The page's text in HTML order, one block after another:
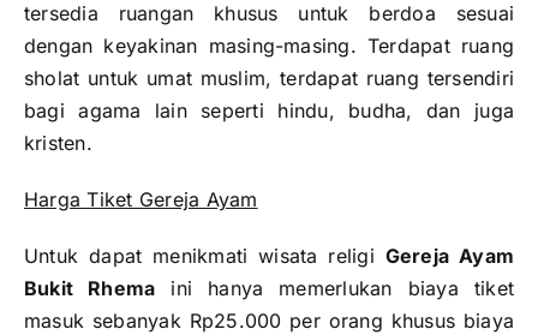
tersedia ruangan khusus untuk berdoa sesuai
dengan keyakinan masing-masing. Terdapat ruang
sholat untuk umat muslim, terdapat ruang tersendiri
bagi agama lain seperti hindu, budha, dan juga
kristen.
Harga Tiket Gereja Ayam
Untuk dapat menikmati wisata religi Gereja Ayam
Bukit Rhema ini hanya memerlukan biaya tiket
masuk sebanyak Rp25.000 per orang khusus biaya